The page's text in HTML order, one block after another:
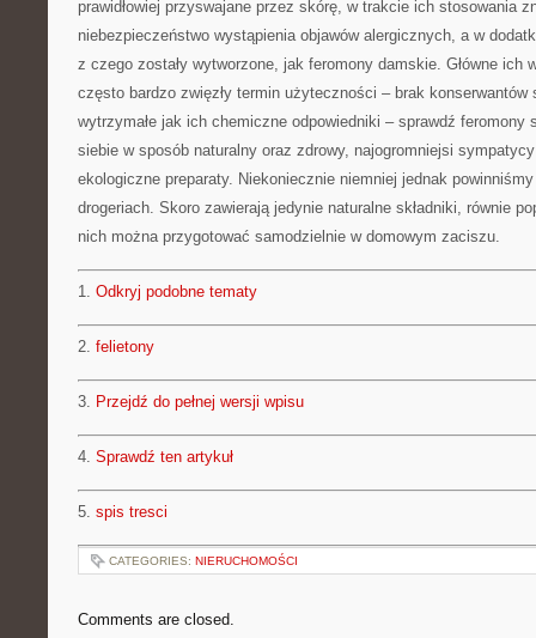
prawidłowiej przyswajane przez skórę, w trakcie ich stosowania
niebezpieczeństwo wystąpienia objawów alergicznych, a w
z czego zostały wytworzone, jak feromony damskie. Główne ich
często bardzo zwięzły termin użyteczności – brak konserwantów
wytrzymałe jak ich chemiczne odpowiedniki – sprawdź
siebie w sposób naturalny oraz zdrowy, najogromniejsi
ekologiczne preparaty. Niekoniecznie niemniej jednak
drogeriach. Skoro zawierają jedynie naturalne składniki, równie
nich można przygotować samodzielnie w domowym zaciszu.
1. Odkryj podobne tematy
2. felietony
3. Przejdź do pełnej wersji wpisu
4. Sprawdź ten artykuł
5. spis tresci
CATEGORIES: NIERUCHOMOŚCI
Comments are closed.